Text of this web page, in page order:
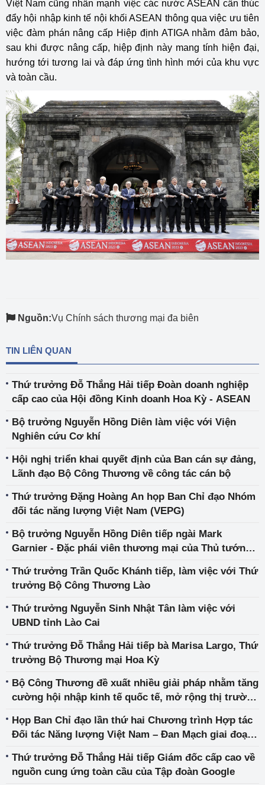
Việt Nam cũng nhấn mạnh việc các nước ASEAN cần thúc
đẩy hội nhập kinh tế nội khối ASEAN thông qua việc ưu tiên
việc đàm phán nâng cấp Hiệp định ATIGA nhằm đảm bảo,
sau khi được nâng cấp, hiệp định này mang tính hiện đại,
hướng tới tương lai và đáp ứng tình hình mới của khu vực
và toàn cầu.
Nguồn:Vụ Chính sách thương mại đa biên
TIN LIÊN QUAN
Thứ trưởng Đỗ Thắng Hải tiếp Đoàn doanh nghiệp
cấp cao của Hội đồng Kinh doanh Hoa Kỳ - ASEAN
Bộ trưởng Nguyễn Hồng Diên làm việc với Viện
Nghiên cứu Cơ khí
Hội nghị triển khai quyết định của Ban cán sự đảng,
Lãnh đạo Bộ Công Thương về công tác cán bộ
Thứ trưởng Đặng Hoàng An họp Ban Chỉ đạo Nhóm
đối tác năng lượng Việt Nam (VEPG)
Bộ trưởng Nguyễn Hồng Diên tiếp ngài Mark
Garnier - Đặc phái viên thương mại của Thủ tướng
Thứ trưởng Trần Quốc Khánh tiếp, làm việc với Thứ
trưởng Bộ Công Thương Lào
Thứ trưởng Nguyễn Sinh Nhật Tân làm việc với
UBND tỉnh Lào Cai
Thứ trưởng Đỗ Thắng Hải tiếp bà Marisa Largo, Thứ
trưởng Bộ Thương mại Hoa Kỳ
Bộ Công Thương đề xuất nhiều giải pháp nhằm tăng
cường hội nhập kinh tế quốc tế, mở rộng thị trường
Họp Ban Chỉ đạo lần thứ hai Chương trình Hợp tác
Đối tác Năng lượng Việt Nam – Đan Mạch giai đoạn
Thứ trưởng Đỗ Thắng Hải tiếp Giám đốc cấp cao về
nguồn cung ứng toàn cầu của Tập đoàn Google